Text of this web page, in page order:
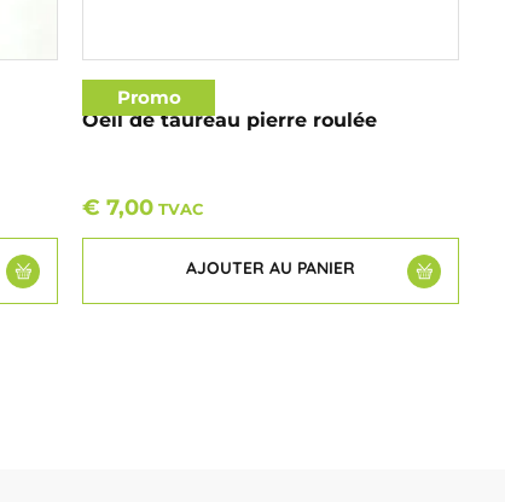
Promo
Oeil de taureau pierre roulée
€ 7,00 TVAC
AJOUTER AU PANIER